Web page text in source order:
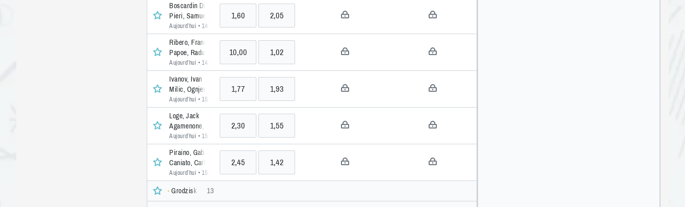
Boscardin Dias, Pedro
Pieri, Samuele
Aujourd’hui • 14:20 • 1 >>
1,60 2,05
Ribero, Franco
Papoe, Radu Mihai
Aujourd’hui • 14:20 • 1 >>
10,00 1,02
Ivanov, Ivan
Milic, Ognjen
Aujourd’hui • 15:30 • 1 >>
1,77 1,93
Loge, Jack
Agamenone, Franco
Aujourd’hui • 15:30 • 1 >>
2,30 1,55
Piraino, Gabriele
Caniato, Carlo Alberto
Aujourd’hui • 15:30 • 1 >>
2,45 1,42
Grodzisk Mazowiecki (POL), Hardcourt, Challenger
13